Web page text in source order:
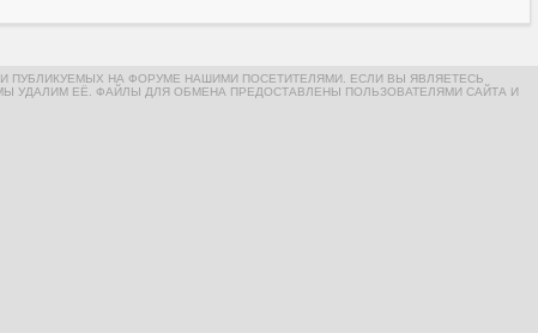
ПУБЛИКУЕМЫХ НА ФОРУМЕ НАШИМИ ПОСЕТИТЕЛЯМИ. ЕСЛИ ВЫ ЯВЛЯЕТЕСЬ
УДАЛИМ ЕЁ. ФАЙЛЫ ДЛЯ ОБМЕНА ПРЕДОСТАВЛЕНЫ ПОЛЬЗОВАТЕЛЯМИ САЙТА И